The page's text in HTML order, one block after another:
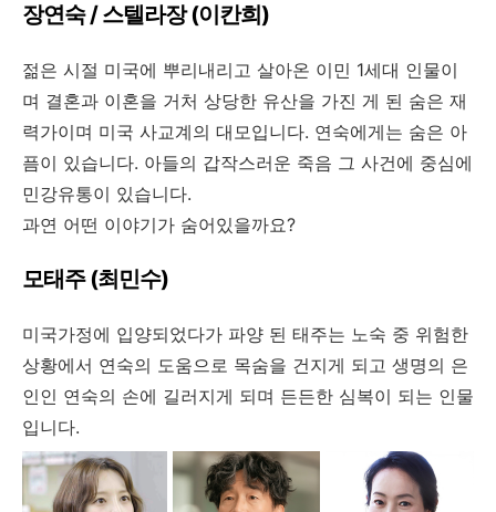
장연숙 / 스텔라장 (이칸희)
젊은 시절 미국에 뿌리내리고 살아온 이민 1세대 인물이
며 결혼과 이혼을 거처 상당한 유산을 가진 게 된 숨은 재
력가이며 미국 사교계의 대모입니다. 연숙에게는 숨은 아
픔이 있습니다. 아들의 갑작스러운 죽음 그 사건에 중심에
민강유통이 있습니다.
과연 어떤 이야기가 숨어있을까요?
모태주 (최민수)
미국가정에 입양되었다가 파양 된 태주는 노숙 중 위험한
상황에서 연숙의 도움으로 목숨을 건지게 되고 생명의 은
인인 연숙의 손에 길러지게 되며 든든한 심복이 되는 인물
입니다.